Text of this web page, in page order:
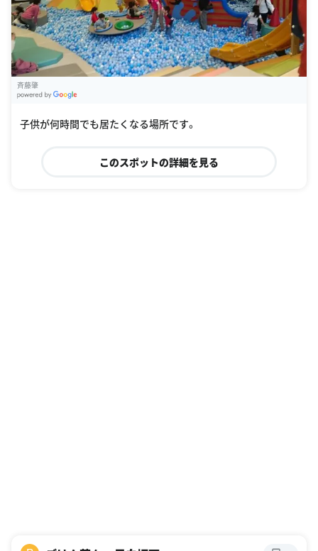
斉藤肇
子供が何時間でも居たくなる場所です。
このスポットの詳細を見る